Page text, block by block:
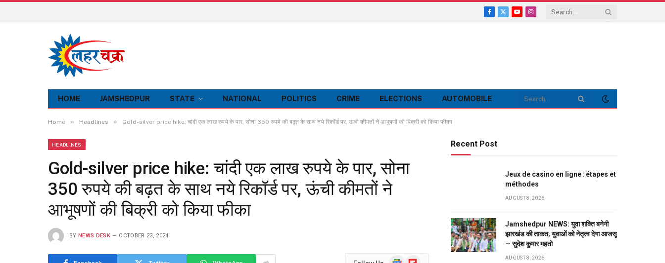
Facebook
X
YouTubeInstagram
HOME JAMSHEDPUR STATE NATIONAL POLITICS CRIME ELECTIONS AUTOMOBILE
Home » Headlines » Gold-silver price hike: चांदी एक लाख रुपये के पार, सोना 350 रुपये की बढ़त के साथ नये रिकॉर्ड पर, ऊंची कीमतों ने आभूषणों की बिक्री को किया फीका
HEADLINES
Gold-silver price hike: चांदी एक लाख रुपये के पार, सोना
350 रुपये की बढ़त के साथ नये रिकॉर्ड पर, ऊंची कीमतों ने
आभूषणों की बिक्री को किया फीका
BY NEWS DESK OCTOBER 23, 2024
GoogleFlipboard
Recent Post
Jeux de casino en ligne : étapes et
méthodes
AUGUST 8, 2026
Jamshedpur NEWS: युवा शक्ति बनेगी
झारखंड की ताकत, युवाओं को नेतृत्व देगा आजसू
— सुदेश कुमार महतो
AUGUST 8, 2026